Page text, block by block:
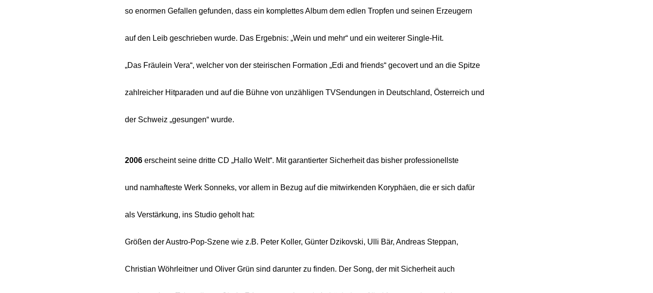
Menü überspringen
so enormen Gefallen gefunden, dass ein komplettes Album dem edlen Tropfen und seinen Erzeugern
auf den Leib geschrieben wurde. Das Ergebnis: „Wein und mehr“ und ein weiterer Single-Hit.
„Das Fräulein Vera“, welcher von der steirischen Formation „Edi and friends“ gecovert und an die Spitze
zahlreicher Hitparaden und auf die Bühne von unzähligen TVSendungen in Deutschland, Österreich und
der Schweiz „gesungen“ wurde.
2006erscheint seine dritte CD „Hallo Welt“. Mit garantierter Sicherheit das bisher professionellste
und namhafteste Werk Sonneks, vor allem in Bezug auf die mitwirkenden Koryphäen, die er sich dafür
als Verstärkung, ins Studio geholt hat:
Größen der Austro-Pop-Szene wie z.B. Peter Koller, Günter Dzikovski, Ulli Bär, Andreas Steppan,
Christian Wöhrleitner und Oliver Grün sind darunter zu finden. Der Song, der mit Sicherheit auch